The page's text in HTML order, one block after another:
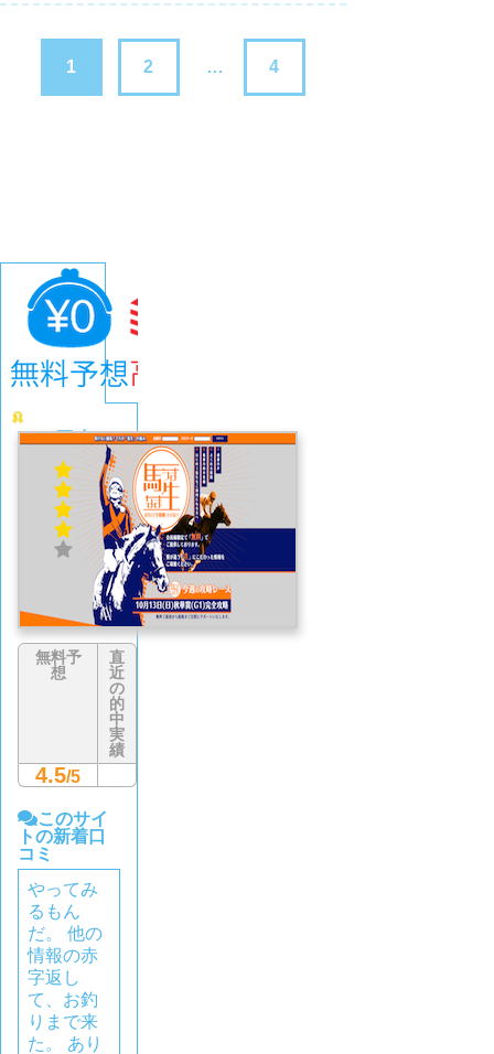
1 2 … 4
馬生
4.1 (671
件)
無料予
想
直
近
の
的
中
実
績
4.5/5
このサイ
トの新着口
コミ
やってみ
るもん
だ。 他の
情報の赤
字返し
て、お釣
りまで来
た。 あり